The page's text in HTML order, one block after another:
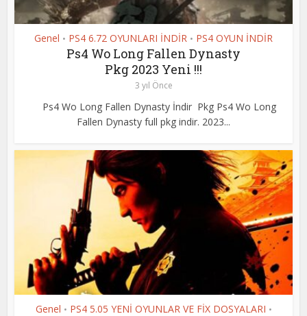
Genel • PS4 6.72 OYUNLARI İNDİR • PS4 OYUN İNDİR
Ps4 Wo Long Fallen Dynasty
Pkg 2023 Yeni !!!
3 yıl Önce
Ps4 Wo Long Fallen Dynasty İndir Pkg Ps4 Wo Long
Fallen Dynasty full pkg indir. 2023...
Genel • PS4 5.05 YENİ OYUNLAR VE FİX DOSYALARI •